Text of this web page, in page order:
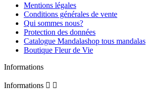
Mentions légales
Conditions générales de vente
Qui sommes nous?
Protection des données
Catalogue Mandalashop tous mandalas
Boutique Fleur de Vie
Informations
Informations  